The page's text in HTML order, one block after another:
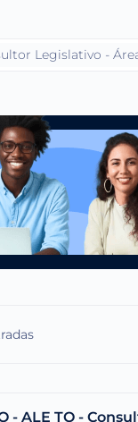
Legislativo -
- ALE TO -